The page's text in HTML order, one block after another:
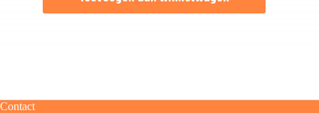
Contact